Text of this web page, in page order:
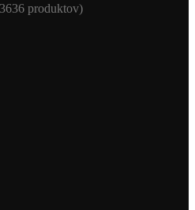
3636 produktov